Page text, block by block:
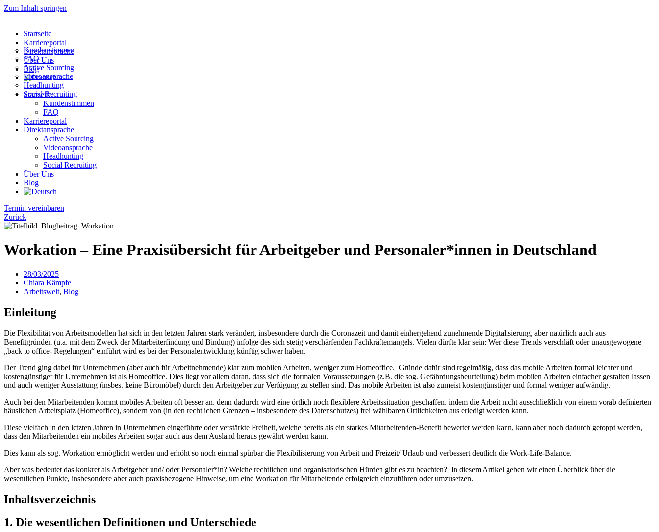
Zum Inhalt springen
Startseite
Kundenstimmen
FAQ
Karriereportal
Direktansprache
Active Sourcing
Videoansprache
Headhunting
Social Recruiting
Über Uns
Blog
Startseite
Kundenstimmen
FAQ
Karriereportal
Direktansprache
Active Sourcing
Videoansprache
Headhunting
Social Recruiting
Über Uns
Blog
Termin vereinbaren
Zurück
Workation – Eine Praxisübersicht für Arbeitgeber und Personaler*innen in Deutschland
28/03/2025
Chiara Kämpfe
Arbeitswelt, Blog
Einleitung
Die Flexibilität von Arbeitsmodellen hat sich in den letzten Jahren stark verändert, insbesondere durch die Coronazeit und damit einhergehend zunehmende Digitalisierung, aber natürlich auch aus
Benefitgründen (u.a. mit dem Zweck der Mitarbeiterfindung und Bindung) infolge des sich stetig verschärfenden Fachkräftemangels. Vielen dürfte klar sein: Wer diese Trends verschläft oder unausgewogene
„back to office- Regelungen“ einführt wird es bei der Personalentwicklung künftig schwer haben.
Der Trend ging dabei für Unternehmen (aber auch für Arbeitnehmende) klar zum mobilen Arbeiten, weniger zum Homeoffice. Gründe dafür sind regelmäßig, dass das mobile Arbeiten formal leichter und
kostengünstiger für Unternehmen ist als Homeoffice. Dies liegt vor allem daran, dass sich die formalen Voraussetzungen (z.B. die sog. Gefährdungsbeurteilung) beim mobilen Arbeiten einfacher gestalten lassen
und auch weniger Ausstattung (insbes. keine Büromöbel) durch den Arbeitgeber zur Verfügung zu stellen sind. Das mobile Arbeiten ist also zumeist kostengünstiger und formal weniger aufwändig.
Auch bei den Mitarbeitenden kommt mobiles Arbeiten oft besser an, denn dadurch wird eine örtlich noch flexiblere Arbeitssituation geschaffen, indem die Arbeit nicht ausschließlich von einem vorab definierten
häuslichen Arbeitsplatz (Homeoffice), sondern von (in den rechtlichen Grenzen – insbesondere des Datenschutzes) frei wählbaren Örtlichkeiten aus erledigt werden kann.
Diese vielfach in den letzten Jahren in Unternehmen eingeführte oder verstärkte Freiheit, welche bereits als ein starkes Mitarbeitenden-Benefit bewertet werden kann, kann aber noch dadurch getoppt werden,
dass den Mitarbeitenden ein mobiles Arbeiten sogar auch aus dem Ausland heraus gewährt werden kann.
Dies kann als sog. Workation ermöglicht werden und erhöht so noch einmal spürbar die Flexibilisierung von Arbeit und Freizeit/ Urlaub und verbessert deutlich die Work-Life-Balance.
Aber was bedeutet das konkret als Arbeitgeber und/ oder Personaler*in? Welche rechtlichen und organisatorischen Hürden gibt es zu beachten? In diesem Artikel geben wir einen Überblick über die
wesentlichen Punkte, insbesondere aber auch praxisbezogene Hinweise, um eine Workation für Mitarbeitende erfolgreich einzuführen oder umzusetzen.
Inhaltsverzeichnis
1. Die wesentlichen Definitionen und Unterschiede